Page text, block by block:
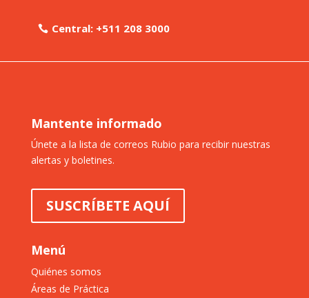
Central: +511 208 3000
Mantente informado
Únete a la lista de correos Rubio para recibir nuestras
alertas y boletines.
SUSCRÍBETE AQUÍ
Menú
Quiénes somos
Áreas de Práctica